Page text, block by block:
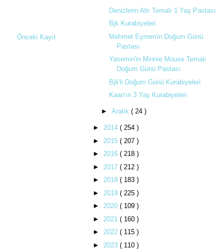
Önceki Kayıt
Denizlerin Altı Temalı 1 Yaş Pastası
Bjk Kurabiyeleri
Mehmet Eymen'in Doğum Günü
Pastası
Yasemin'in Minnie Mouse Temalı
Doğum Günü Pastası
Bjk'li Doğum Günü Kurabiyeleri
Kaan'ın 3 Yaş Kurabiyeleri
► Aralık ( 24 )
► 2014 ( 254 )
► 2015 ( 207 )
► 2016 ( 218 )
► 2017 ( 212 )
► 2018 ( 183 )
► 2019 ( 225 )
► 2020 ( 109 )
► 2021 ( 160 )
► 2022 ( 115 )
► 2023 ( 110 )